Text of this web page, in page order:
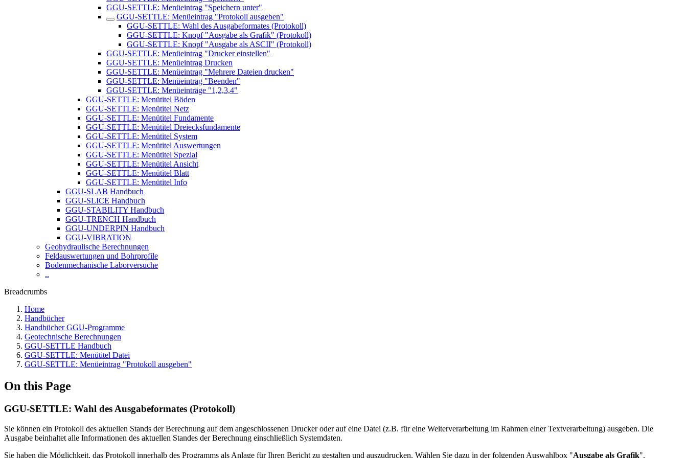
GGU-SETTLE: Menüeintrag "Speichern unter"
GGU-SETTLE: Menüeintrag "Protokoll ausgeben"
GGU-SETTLE: Wahl des Ausgabeformates (Protokoll)
GGU-SETTLE: Knopf "Ausgabe als Grafik" (Protokoll)
GGU-SETTLE: Knopf "Ausgabe als ASCII" (Protokoll)
GGU-SETTLE: Menüeintrag "Drucker einstellen"
GGU-SETTLE: Menüeintrag Drucken
GGU-SETTLE: Menüeintrag "Mehrere Dateien drucken"
GGU-SETTLE: Menüeintrag "Beenden"
GGU-SETTLE: Menüeinträge "1,2,3,4"
GGU-SETTLE: Menütitel Böden
GGU-SETTLE: Menütitel Netz
GGU-SETTLE: Menütitel Fundamente
GGU-SETTLE: Menütitel Dreiecksfundamente
GGU-SETTLE: Menütitel System
GGU-SETTLE: Menütitel Auswertungen
GGU-SETTLE: Menütitel Spezial
GGU-SETTLE: Menütitel Ansicht
GGU-SETTLE: Menütitel Blatt
GGU-SETTLE: Menütitel Info
GGU-SLAB Handbuch
GGU-SLICE Handbuch
GGU-STABILITY Handbuch
GGU-TRENCH Handbuch
GGU-UNDERPIN Handbuch
GGU-VIBRATION
Geohydraulische Berechnungen
Feldauswertungen und Bohrprofile
Bodenmechanische Laborversuche
..
Breadcrumbs
Home
Handbücher
Handbücher GGU-Programme
Geotechnische Berechnungen
GGU-SETTLE Handbuch
GGU-SETTLE: Menütitel Datei
GGU-SETTLE: Menüeintrag "Protokoll ausgeben"
On this Page
GGU-SETTLE: Wahl des Ausgabeformates (Protokoll)
Sie können ein Protokoll des aktuellen Stands der Berechnung auf dem angeschlossenen Drucker oder auf eine Datei (z.B. für eine Weiterverarbeitung im Rahmen einer Textverarbeitung) ausgeben. Die
Ausgabe beinhaltet alle Informationen des aktuellen Standes der Berechnung einschließlich Systemdaten.
Sie haben die Möglichkeit, das Protokoll innerhalb des Programms als Anlage für Ihren Bericht zu gestalten und auszudrucken. Wählen Sie dazu in der folgenden Auswahlbox "Ausgabe als Grafik".